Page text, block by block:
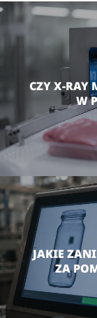
CZY X-RAY
W
JAKIE
ZA